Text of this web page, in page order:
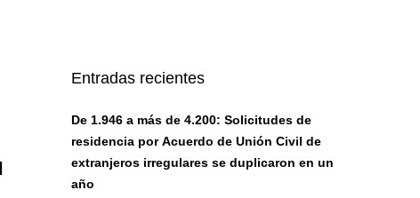
Entradas recientes
De 1.946 a más de 4.200: Solicitudes de
residencia por Acuerdo de Unión Civil de
extranjeros irregulares se duplicaron en un
año